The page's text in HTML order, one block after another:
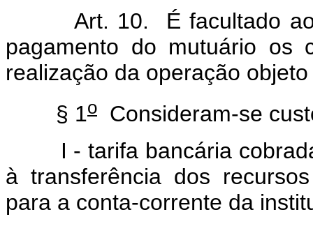
Art. 10. É facultado ao
pagamento do mutuário os
realização da operação
§ 1o Consideram-se
I - tarifa bancária cobrada
à transferência dos
para a conta-corrente da